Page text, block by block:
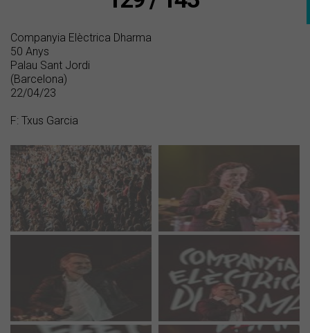
Companyia Elèctrica Dharma
50 Anys
Palau Sant Jordi
(Barcelona)
22/04/23
F: Txus Garcia